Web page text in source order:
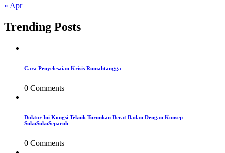
« Apr
Trending Posts
Cara Penyelesaian Krisis Rumahtangga
0 Comments
Doktor Ini Kongsi Teknik Turunkan Berat Badan Dengan Konsep
SukuSukuSeparuh
0 Comments